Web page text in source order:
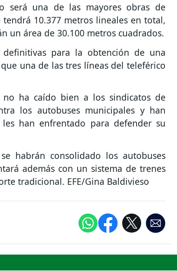
será una de las mayores obras de
10.377 metros lineales en total,
un área de 30.100 metros cuadrados.
para la obtención de una
una de las tres líneas del teleférico
no ha caído bien a los sindicatos de
los autobuses municipales y han
han enfrentado para defender su
habrán consolidado los autobuses
además con un sistema de trenes
tradicional. EFE/Gina Baldivieso